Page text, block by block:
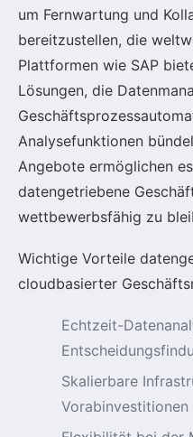
um Fernwartung und
bereitzustellen, die
Plattformen wie SAP
Lösungen, die
Analysefunktionen
Angebote ermöglichen
datengetriebene
wettbewerbsfähig zu
Wichtige Vorteile
cloudbasierter
Echtzeit-
Skalierbare
Vorabinvestitionen